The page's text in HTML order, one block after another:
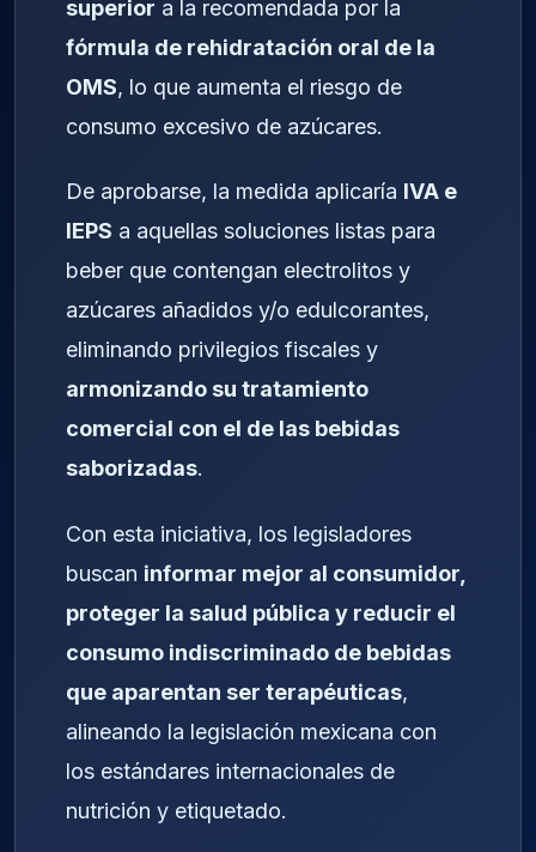
superior a la recomendada por la
fórmula de rehidratación oral de la
OMS, lo que aumenta el riesgo de
consumo excesivo de azúcares.
De aprobarse, la medida aplicaría IVA e
IEPS a aquellas soluciones listas para
beber que contengan electrolitos y
azúcares añadidos y/o edulcorantes,
eliminando privilegios fiscales y
armonizando su tratamiento
comercial con el de las bebidas
saborizadas.
Con esta iniciativa, los legisladores
buscan informar mejor al consumidor,
proteger la salud pública y reducir el
consumo indiscriminado de bebidas
que aparentan ser terapéuticas,
alineando la legislación mexicana con
los estándares internacionales de
nutrición y etiquetado.